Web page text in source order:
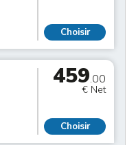
Choisir
459.00
€ Net
Choisir